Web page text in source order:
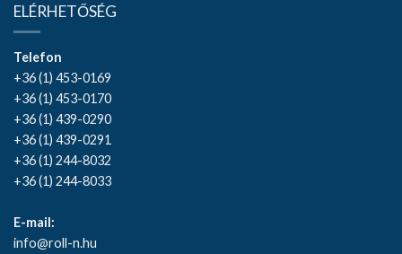
ELÉRHETŐSÉG
Telefon
+36 (1) 453-0169
+36 (1) 453-0170
+36 (1) 439-0290
+36 (1) 439-0291
+36 (1) 244-8032
+36 (1) 244-8033
E-mail:
info@roll-n.hu